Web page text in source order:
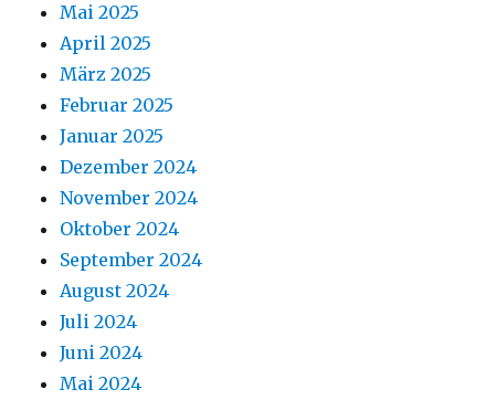
Mai 2025
April 2025
März 2025
Februar 2025
Januar 2025
Dezember 2024
November 2024
Oktober 2024
September 2024
August 2024
Juli 2024
Juni 2024
Mai 2024